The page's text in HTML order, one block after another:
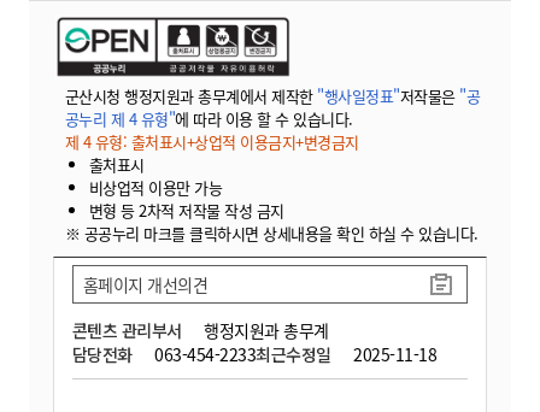
군산시청 행정지원과 총무계에서 제작한 "행사일정표"저작물은 "공
공누리 제 4 유형"에 따라 이용 할 수 있습니다.
제 4 유형: 출처표시+상업적 이용금지+변경금지
출처표시
비상업적 이용만 가능
변형 등 2차적 저작물 작성 금지
※ 공공누리 마크를 클릭하시면 상세내용을 확인 하실 수 있습니다.
콘텐츠 관리부서
행정지원과 총무계
담당전화
063-454-2233최근수정일 2025-11-18
홈페이지 개선의견